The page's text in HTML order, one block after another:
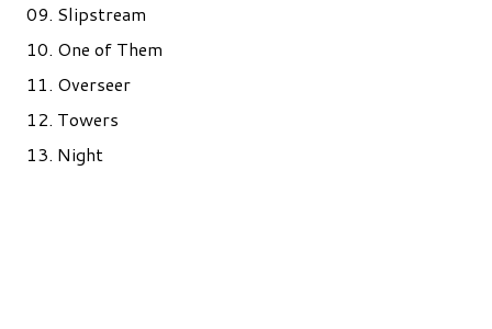
09. Slipstream
10. One of Them
11. Overseer
12. Towers
13. Night